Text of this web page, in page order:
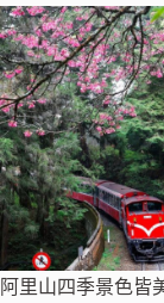
阿里山四季景色皆